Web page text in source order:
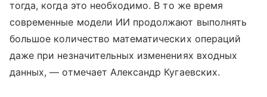
тогда, когда это необходимо. В то же время
современные модели ИИ продолжают выполнять
большое количество математических операций
даже при незначительных изменениях входных
данных, — отмечает Александр Кугаевских.